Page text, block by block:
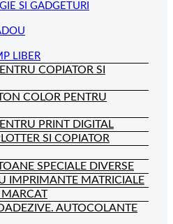
SI GADGETURI
LIBER
COPIATOR SI
COLOR PENTRU
PRINT DIGITAL
SI COPIATOR
SPECIALE DIVERSE
IMPRIMANTE MATRICIALE
MARCAT
AUTOCOLANTE